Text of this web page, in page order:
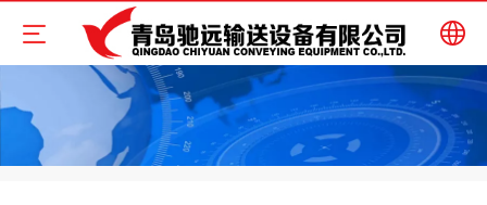
中文
English